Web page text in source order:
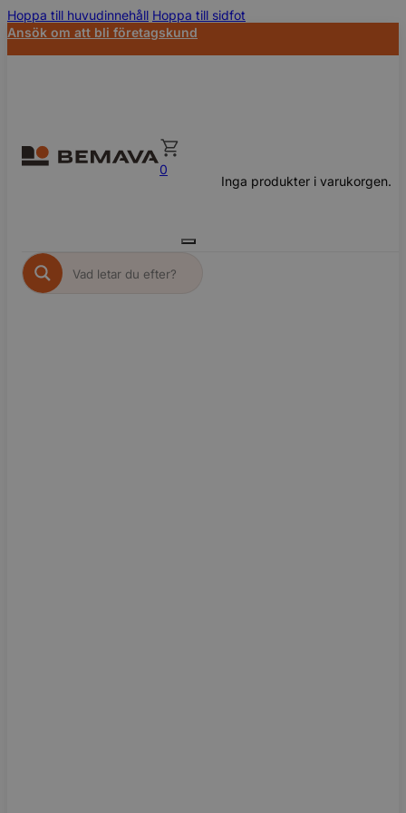
Hoppa till huvudinnehåll Hoppa till sidfot
Ansök om att bli företagskund
0
Inga produkter i varukorgen.